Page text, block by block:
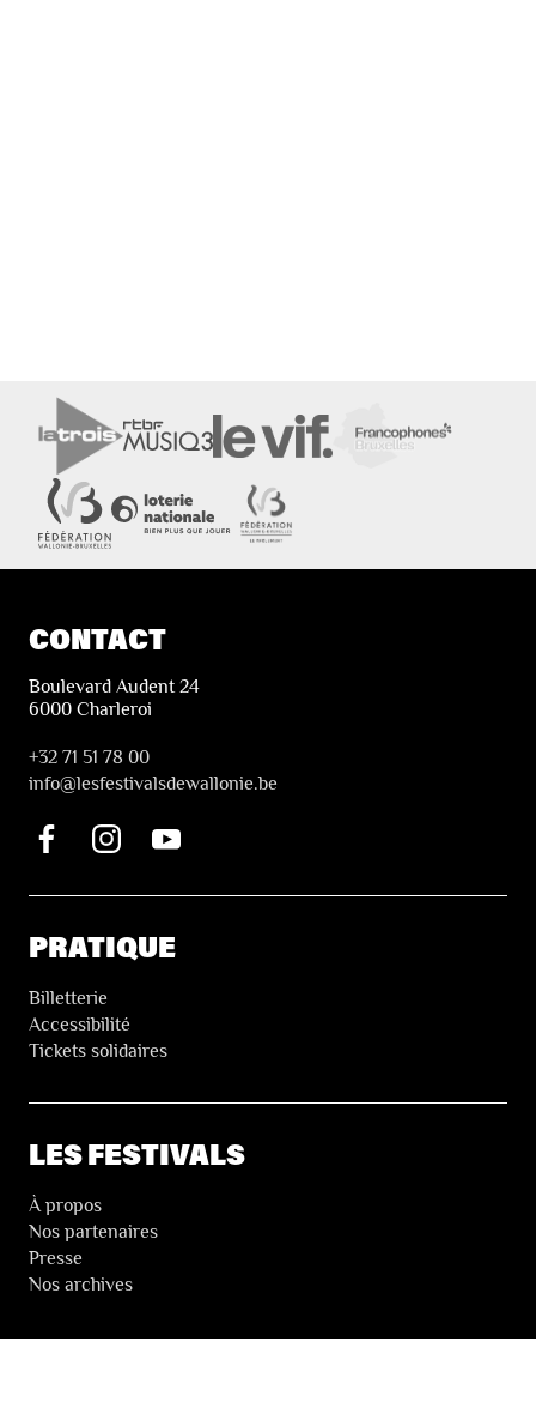
CONTACT
Boulevard Audent 24
6000 Charleroi
+32 71 51 78 00
info@lesfestivalsdewallonie.be
PRATIQUE
Billetterie
Accessibilité
Tickets solidaires
LES FESTIVALS
À propos
Nos partenaires
Presse
Nos archives